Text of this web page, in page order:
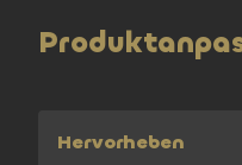
Hervorheben